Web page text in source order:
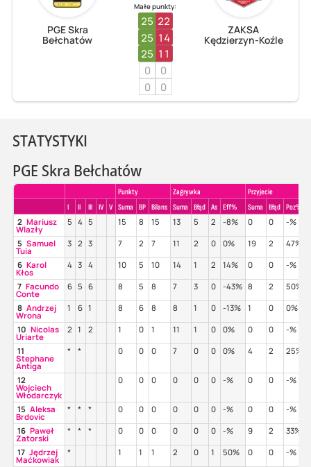
PGE Skra
Bełchatów
Małe punkty:
25 22
25 14
25 11
0
0
0
0
ZAKSA
Kędzierzyn-Koźle
STATYSTYKI
PGE Skra Bełchatów
Punkty Zagrywka
Przyjecie
I
II III IV V Suma BP Bilans Suma Błąd As Eff% Suma Błąd Poz%
2 Mariusz
Wlazły
5 4 5 15 8 15 13 5 2 -8% 0 0 -%
5 Samuel
Tuia
3 2 3 7 2 7 11 2 0 0% 19 2 47%
6 Karol
Kłos
4 3 4 10 5 10 14 1 2 14% 0 0 -%
7 Facundo
Conte
6 5 6 8 5 8 7 3 0 -43% 8 2 50%
8 Andrzej
Wrona
1 6 1 8 6 8 8 1 0 -13% 1 0 0%
10 Nicolas
Uriarte
2 1 2 1 0 1 11 1 0 0% 0 0 -%
11
Stephane
Antiga
* * 0 0 0 7 0 0 0% 4 2 25%
12
Wojciech
Włodarczyk
0 0 0 0 0 0 -% 0 0 -%
15 Aleksa
Brdovic
* * * 0 0 0 0 0 0 -% 0 0 -%
16 Paweł
Zatorski
* * * 0 0 0 0 0 0 -% 9 2 33%
17 Jędrzej
Maćkowiak
* 1 1 1 2 0 1 50% 0 0 -%